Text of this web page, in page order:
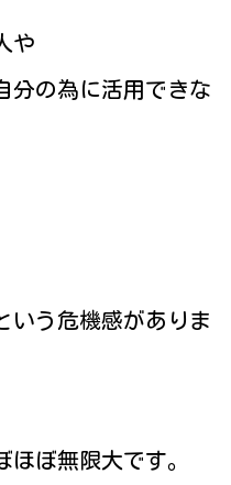
や
分の為に活用できな
いう危機感がありま
ぼ無限大です。